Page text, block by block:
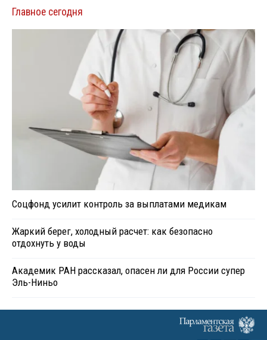
Главное сегодня
Соцфонд усилит контроль за выплатами медикам
Жаркий берег, холодный расчет: как безопасно
отдохнуть у воды
Академик РАН рассказал, опасен ли для России супер
Эль-Ниньо